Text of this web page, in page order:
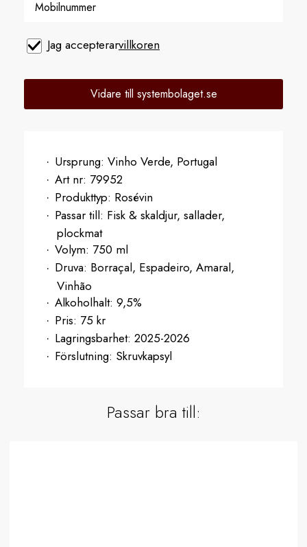
Jag accepterarvillkoren
Vidare till systembolaget.se
Ursprung: Vinho Verde, Portugal
Art nr: 79952
Produkttyp: Rosévin
Passar till: Fisk & skaldjur, sallader,
plockmat
Volym: 750 ml
Druva: Borraçal, Espadeiro, Amaral,
Vinhão
Alkoholhalt: 9,5%
Pris: 75 kr
Lagringsbarhet: 2025-2026
Förslutning: Skruvkapsyl
Passar bra till: